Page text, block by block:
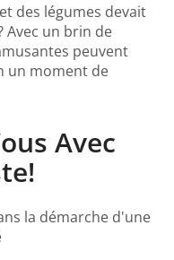
des légumes devait
Avec un brin de
peuvent
un moment de
Avec
la démarche d'une